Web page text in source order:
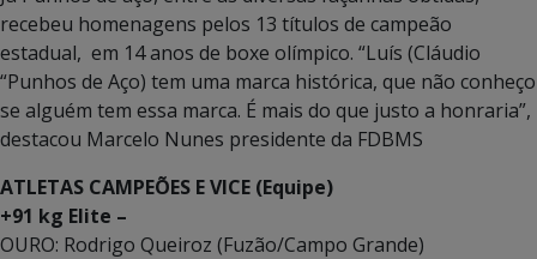
recebeu homenagens pelos 13 títulos de campeão
estadual, em 14 anos de boxe olímpico. “Luís (Cláudio
“Punhos de Aço) tem uma marca histórica, que não conheço
se alguém tem essa marca. É mais do que justo a honraria”,
destacou Marcelo Nunes presidente da FDBMS
ATLETAS CAMPEÕES E VICE (Equipe)
+91 kg Elite –
OURO: Rodrigo Queiroz (Fuzão/Campo Grande)